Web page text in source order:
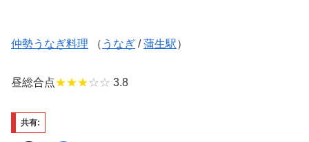
仲勢うなぎ料理 （ うなぎ /蒲生駅）
昼総合点★★★☆☆ 3.8
共有: